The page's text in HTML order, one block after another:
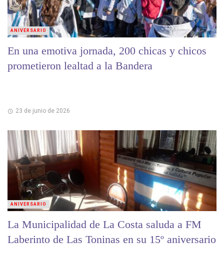
En una emotiva jornada, 200 chicas y chicos
prometieron lealtad a la Bandera
23 de junio de 2026
ANIVERSARIO
La Municipalidad de La Costa saluda a FM
Laberinto de Las Toninas en su 15º aniversario
ANIVERSARIO